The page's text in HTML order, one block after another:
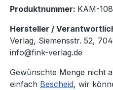
Produktnummer: KAM-
Hersteller /
Verlag, Siemensstr. 52,
info@fink-verlag.de
Gewünschte Menge nicht
einfach Bescheid, wir